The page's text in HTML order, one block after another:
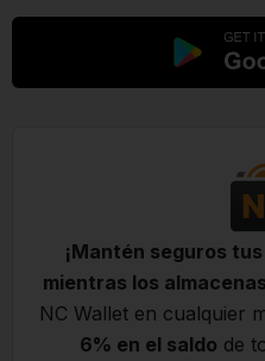
¡Mantén seguros
mientras los
NC Wallet en cualquier
6% en el saldo de